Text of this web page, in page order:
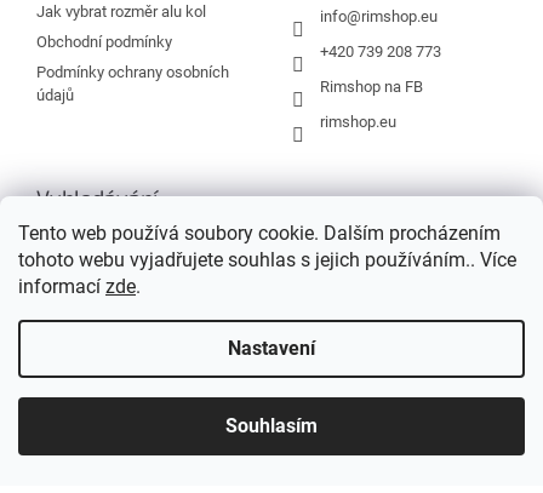
Tento web používá soubory cookie. Dalším procházením
tohoto webu vyjadřujete souhlas s jejich používáním.. Více
informací zde.
Nastavení
Souhlasím
Jak vybrat rozměr alu kol
Obchodní podmínky
Podmínky ochrany osobních
údajů
info@rimshop.eu
+420 739 208 773
Rimshop na FB
rimshop.eu
Vyhledávání
HLEDAT
Vytvořil Shoptet